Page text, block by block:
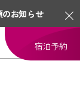
お知らせ
宿泊予約